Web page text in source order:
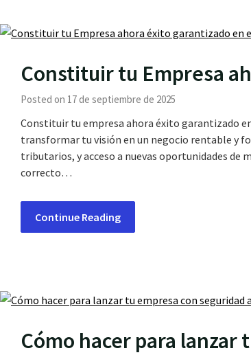
Constituir tu Empresa
Posted on 17 de septiembre de 2025
Constituir tu empresa ahora éxito garantizado
transformar tu visión en un negocio rentable y
tributarios, y acceso a nuevas oportunidades
correcto…
Continue Reading
Cómo hacer para